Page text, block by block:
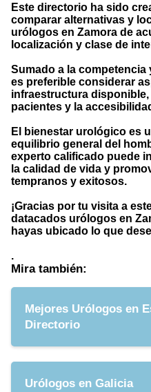
Este directorio ha sido
comparar alternativas y
urólogos en Zamora de
localización y clase de
Sumado a la
es preferible considerar
infraestructura
pacientes y la
El bienestar urológico es
equilibrio general del
experto calificado puede
la calidad de vida y
tempranos y exitosos.
¡Gracias por tu visita a
datacados urólogos en
hayas ubicado lo que
.
Mira también:
Mejores Urólogos en
Directorio
Urólogos en Galicia